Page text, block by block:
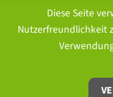
AMB.
Diese Seite
Nutzerfreundlichkeit